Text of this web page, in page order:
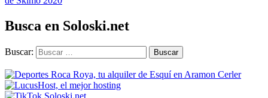
Busca en Soloski.net
Buscar: